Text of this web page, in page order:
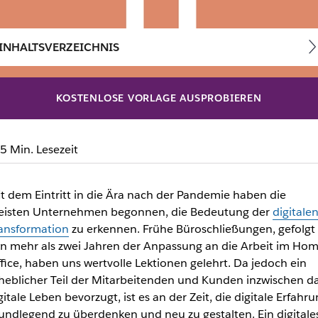
Die 5 Basics für
KOSTENLOSE VORLAGE AUSPROBIEREN
5 Min. Lesezeit
dem Eintritt in die Ära nach der Pandemie haben die
Unternehmen begonnen, die Bedeutung derdigitalen
zu erkennen. Frühe Büroschließungen, gefolgt
mehr als zwei Jahren der Anpassung an die Arbeit im
haben uns wertvolle Lektionen gelehrt. Da jedoch ein
Teil der Mitarbeitenden und Kunden inzwischen
Leben bevorzugt, ist es an der Zeit, die digitale
zu überdenken und neu zu gestalten. Ein